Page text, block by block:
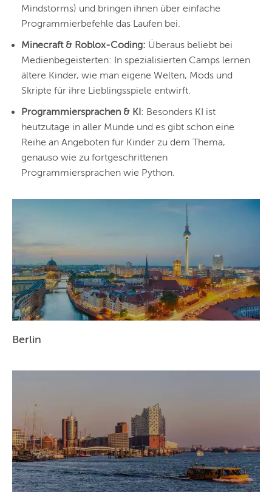
Mindstorms) und bringen ihnen über einfache
Programmierbefehle das Laufen bei.
Minecraft & Roblox-Coding: Überaus beliebt bei
Medienbegeisterten: In spezialisierten Camps lernen
ältere Kinder, wie man eigene Welten, Mods und
Skripte für ihre Lieblingsspiele entwirft.
Programmiersprachen & KI : Besonders KI ist
heutzutage in aller Munde und es gibt schon eine
Reihe an Angeboten für Kinder zu dem Thema,
genauso wie zu fortgeschrittenen
Programmiersprachen wie Python.
Berlin